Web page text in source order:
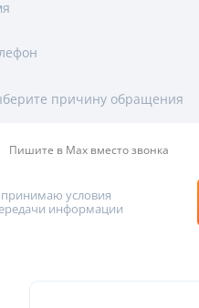
причину обращения
Пишите в Max вместо звонка
условия
информации